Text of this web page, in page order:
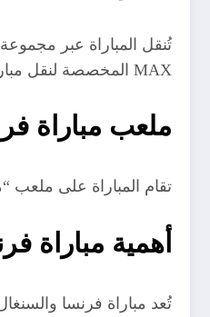
MAX المخصصة لنقل مباريات البطولة بجودة عالية.
ملعب مباراة
تقام المباراة على ملعب
أهمية مباراة
تُعد مباراة فرنسا